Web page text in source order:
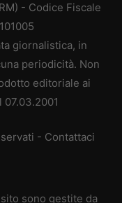
- Codice Fiscale
giornalistica, in
periodicità. Non
editoriale ai
- Contattaci
sono gestite da